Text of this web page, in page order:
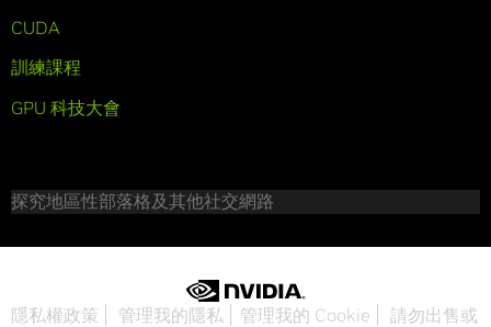
CUDA
訓練課程
GPU 科技大會
探究地區性部落格及其他社交網路
隱私權政策 管理我的隱私 管理我的 Cookie 請勿出售或